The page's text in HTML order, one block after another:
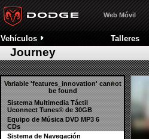
Web Móvil
Journey
Sistema automático de Control
Alarma antirrobo e Inmovilizador
Anclajes infantiles Latch/Isofix®
Vehículos
Nitro
Avenger
Toda la gama
Concept Cars
Talleres
Variable 'features_innovation' cannot
be found
Sistema Multimedia Táctil
Uconnect Tunes® de 30GB
Equipo de Música DVD MP3 6
CDs
Sistema de Navegación